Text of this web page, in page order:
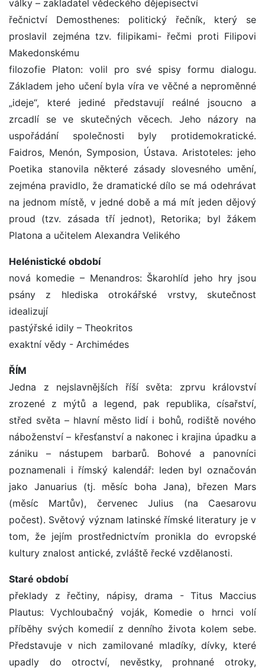
války – zakladatel vědeckého dějepisectví
řečnictví Demosthenes: politický řečník, který se
proslavil zejména tzv. filipikami- řečmi proti Filipovi
Makedonskému
filozofie Platon: volil pro své spisy formu dialogu.
Základem jeho učení byla víra ve věčné a neproměnné
„ideje“, které jediné představují reálné jsoucno a
zrcadlí se ve skutečných věcech. Jeho názory na
uspořádání společnosti byly protidemokratické.
Faidros, Menón, Symposion, Ústava. Aristoteles: jeho
Poetika stanovila některé zásady slovesného umění,
zejména pravidlo, že dramatické dílo se má odehrávat
na jednom místě, v jedné době a má mít jeden dějový
proud (tzv. zásada tří jednot), Retorika; byl žákem
Platona a učitelem Alexandra Velikého
Helénistické období
nová komedie – Menandros: Škarohlíd jeho hry jsou
psány z hlediska otrokářské vrstvy, skutečnost
idealizují
pastýřské idily – Theokritos
exaktní vědy - Archimédes
ŘÍM
Jedna z nejslavnějších říší světa: zprvu království
zrozené z mýtů a legend, pak republika, císařství,
střed světa – hlavní město lidí i bohů, rodiště nového
náboženství – křesťanství a nakonec i krajina úpadku a
zániku – nástupem barbarů. Bohové a panovníci
poznamenali i římský kalendář: leden byl označován
jako Januarius (tj. měsíc boha Jana), březen Mars
(měsíc Martův), červenec Julius (na Caesarovu
počest). Světový význam latinské římské literatury je v
tom, že jejím prostřednictvím pronikla do evropské
kultury znalost antické, zvláště řecké vzdělanosti.
Staré období
překlady z řečtiny, nápisy, drama - Titus Maccius
Plautus: Vychloubačný voják, Komedie o hrnci volí
příběhy svých komedií z denního života kolem sebe.
Představuje v nich zamilované mladíky, dívky, které
upadly do otroctví, nevěstky, prohnané otroky,